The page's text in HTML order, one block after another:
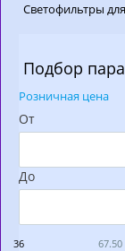
Светофильтры
Подбор
Розничная цена
От
До
36 67.50